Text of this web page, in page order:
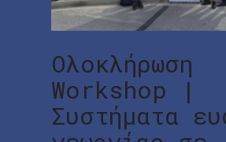
Ολοκλήρωση
Workshop |
Συστήματα